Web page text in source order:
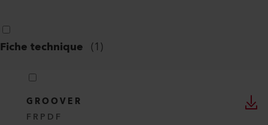
Fiche technique (1)
GROOVER
FR PDF